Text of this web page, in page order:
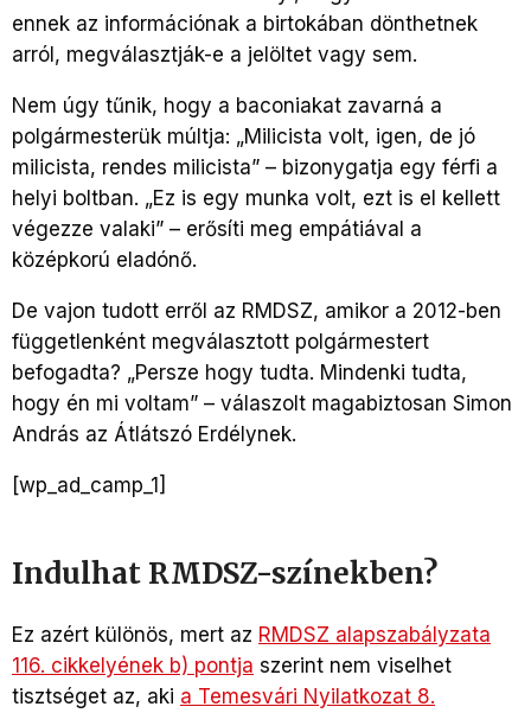
ennek az információnak a birtokában dönthetnek
arról, megválasztják-e a jelöltet vagy sem.
Nem úgy tűnik, hogy a baconiakat zavarná a
polgármesterük múltja: „Milicista volt, igen, de jó
milicista, rendes milicista” – bizonygatja egy férfi a
helyi boltban. „Ez is egy munka volt, ezt is el kellett
végezze valaki” – erősíti meg empátiával a
középkorú eladónő.
De vajon tudott erről az RMDSZ, amikor a 2012-ben
függetlenként megválasztott polgármestert
befogadta? „Persze hogy tudta. Mindenki tudta,
hogy én mi voltam” – válaszolt magabiztosan Simon
András az Átlátszó Erdélynek.
[wp_ad_camp_1]
Indulhat RMDSZ-színekben?
Ez azért különös, mert az RMDSZ alapszabályzata
116. cikkelyének b) pontja szerint nem viselhet
tisztséget az, aki a Temesvári Nyilatkozat 8.